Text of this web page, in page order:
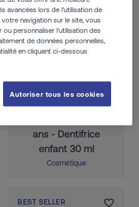
ELGYDIUM Baby
ans - Dentifrice
enfant 30 ml
Cosmétique
BEST SELLER
avancées lors de l'utilisation de
navigation sur le site, vous
personnaliser l'utilisation des
de données personnelles,
en cliquant ci-dessous
Autoriser tous les cookies